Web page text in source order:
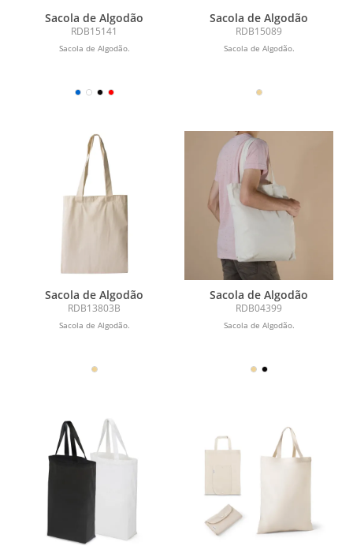
Sacola de Algodão
RDB15141
Sacola de Algodão.
Sacola de Algodão
RDB15089
Sacola de Algodão.
Sacola de Algodão
RDB13803B
Sacola de Algodão.
Sacola de Algodão
RDB04399
Sacola de Algodão.